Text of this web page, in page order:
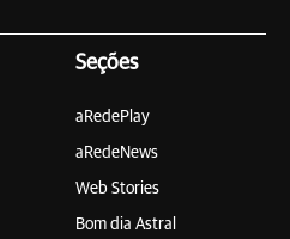
Seções
aRedePlay
aRedeNews
Web Stories
Bom dia Astral